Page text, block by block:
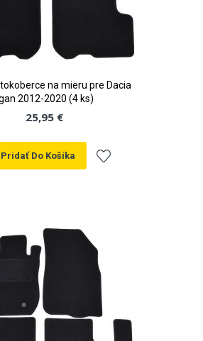
na mieru pre Dacia
2012-2020 (4 ks)
25,95 €
Pridať Do Košíka
zoznamu
prianí